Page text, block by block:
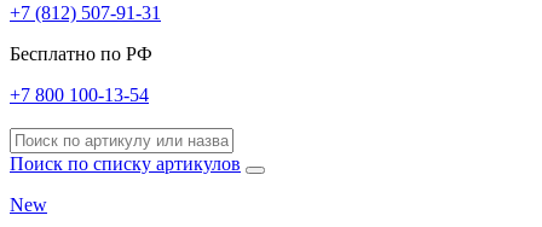
+7 (812) 507-91-31
Бесплатно по РФ
+7 800 100-13-54
Поиск по списку артикулов
New